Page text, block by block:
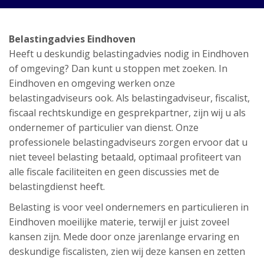
Belastingadvies Eindhoven
Heeft u deskundig belastingadvies nodig in Eindhoven
of omgeving? Dan kunt u stoppen met zoeken. In
Eindhoven en omgeving werken onze
belastingadviseurs ook. Als belastingadviseur, fiscalist,
fiscaal rechtskundige en gesprekpartner, zijn wij u als
ondernemer of particulier van dienst. Onze
professionele belastingadviseurs zorgen ervoor dat u
niet teveel belasting betaald, optimaal profiteert van
alle fiscale faciliteiten en geen discussies met de
belastingdienst heeft.
Belasting is voor veel ondernemers en particulieren in
Eindhoven moeilijke materie, terwijl er juist zoveel
kansen zijn. Mede door onze jarenlange ervaring en
deskundige fiscalisten, zien wij deze kansen en zetten